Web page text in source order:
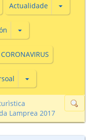
de Concellerías
Actualidade
Subsecciones de E-
Subsecciones de
Lamprea 2017